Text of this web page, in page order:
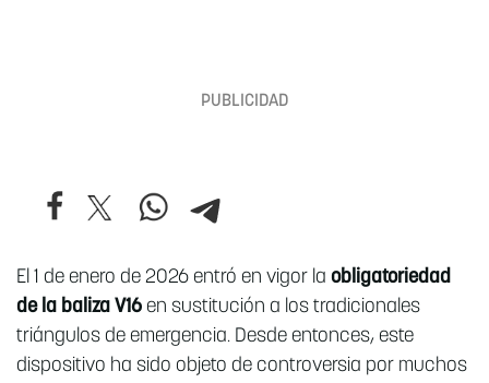
El 1 de enero de 2026 entró en vigor la obligatoriedad
de la baliza V16 en sustitución a los tradicionales
triángulos de emergencia. Desde entonces, este
dispositivo ha sido objeto de controversia por muchos